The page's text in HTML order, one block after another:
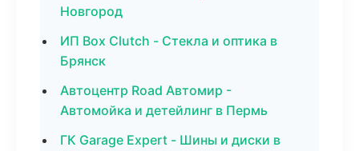
Новгород
ИП Box Clutch - Стекла и оптика в
Брянск
Автоцентр Road Автомир -
Автомойка и детейлинг в Пермь
ГК Garage Expert - Шины и диски в